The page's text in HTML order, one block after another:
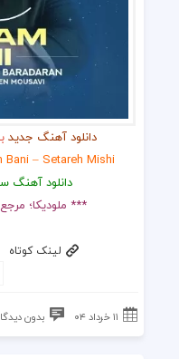
دانلود آهنگ جدید
– Setareh Mishi
دانلود آهنگ
*** ملودیکا؛
لینک کوتاه
۱۱ خرداد ۰۴ بدون